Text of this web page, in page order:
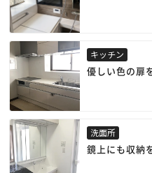
キッチン
優しい色の扉
洗面所
鏡上にも収納